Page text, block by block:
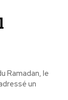
Ramadan, le
un